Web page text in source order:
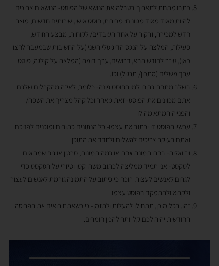
כתבו מתחת לתאריך בטבלה את הנושא של הפוסט- הנושאים צריכים
להיות מאוד מאוד מגוונים: מכירות, פוסט אישי, שירותים חדשים, מוצר
חדש למכירה, זרקור על אחד העובדים/ לקוחות, מבצע החודש,
פעילות, המלצה על הנכס הדיגיטלי השני (על החשיבות שבמעבר לחצו
כאן), טיזר לחודש הבא, דרושים, ערך דומה (המלצה על קולגה, פוסט
ערך משלים (מתכון/ תרגיל) וכו'.
בשלב מתחת כתבו למי הפוסט פונה- כלומר, לאיזה מהקהלים שלכם
אתם מכוונים את הפוסט- זאת מאחר וכל קהל מצריך את השפה/
והפנייה המתאימה לו
עכשיו הפוסט די יכתוב את עצמו- כל הנתונים כתובים ומוכנים לפניכם
ואתם בעיקר צריכים להשלים ולחדד את התוכן.
ויז'ואליה- בחרו תמונה אחת או כמה תמונות, סרטון או גיפ שמתאים
לטקסט- אני תמיד ממליצה לכתוב משהו קטן וטיזרי על הטקסט כדי
לגרום לאנשים לעצור. הוכח כי כיתוב על התמונה גורמת לאנשים לעצור
ולקרוא ולהתמקד בפוסט עצמו.
זהו. הכל מוכן, תתחילו להעלות ולתזמן- כי כשאתם רואים את הפריסה
החודשית יהיה לכם קל יותר להכין חומרים.